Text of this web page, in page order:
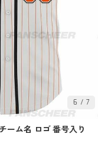
6 / 7
ーム名 ロゴ 番号入り